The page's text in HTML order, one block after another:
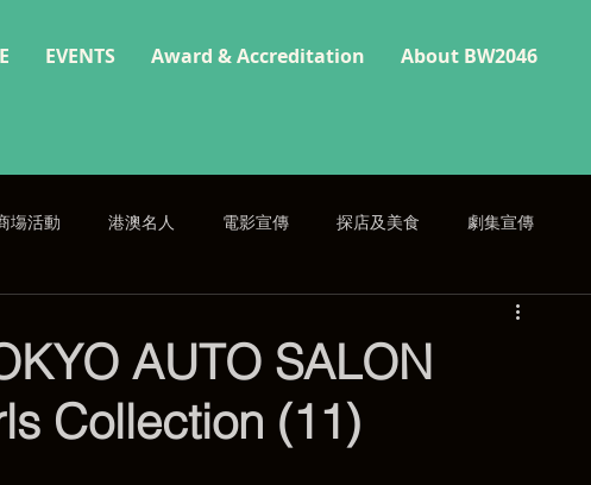
EVENTS Award & Accreditation About BW2046
塲活動 港澳名人 電影宣傳 探店及美食 劇集宣傳
AUTO SALON
Collection (11)